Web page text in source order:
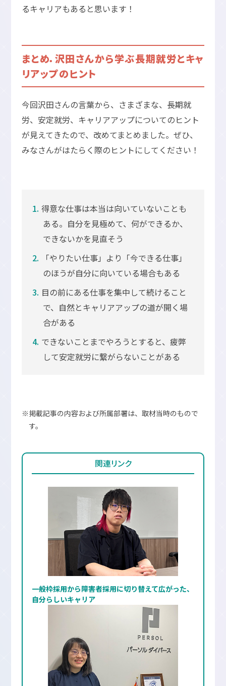
るキャリアもあると思います！
まとめ．沢田さんから学ぶ長期就労とキャ
リアップのヒント
今回沢田さんの言葉から、さまざまな、長期就
労、安定就労、キャリアアップについてのヒント
が見えてきたので、改めてまとめました。ぜひ、
みなさんがはたらく際のヒントにしてください！
得意な仕事は本当は向いていないことも
ある。自分を見極めて、何ができるか、
できないかを見直そう
「やりたい仕事」より「今できる仕事」
のほうが自分に向いている場合もある
目の前にある仕事を集中して続けること
で、自然とキャリアアップの道が開く場
合がある
できないことまでやろうとすると、疲弊
して安定就労に繋がらないことがある
※掲載記事の内容および所属部署は、取材当時のもので
す。
関連リンク
一般枠採用から障害者採用に切り替えて広がった、
自分らしいキャリア